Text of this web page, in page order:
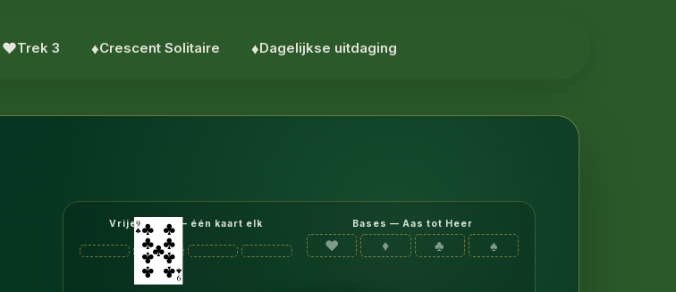
♥︎Trek 3 ♦︎Crescent Solitaire ♦︎Dagelijkse uitdaging
Vrije cellen — één kaart elk Bases — Aas tot Heer
♥ ♦ ♣ ♠